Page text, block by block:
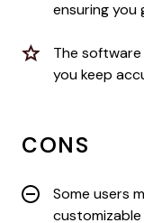
ensuring you
The
you keep
CONS
Some users